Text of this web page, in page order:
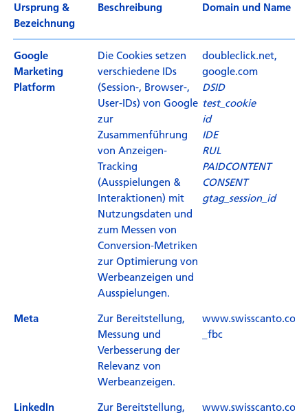
Ursprung &
Bezeichnung
Beschreibung Domain und Name
Google
Marketing
Platform
Die Cookies setzen
verschiedene IDs
(Session-, Browser-,
User-IDs) von Google
zur
Zusammenführung
von Anzeigen-
Tracking
(Ausspielungen &
Interaktionen) mit
Nutzungsdaten und
zum Messen von
Conversion-Metriken
zur Optimierung von
Werbeanzeigen und
Ausspielungen.
doubleclick.net,
google.com
DSID
test_cookie
id
IDE
RUL
PAIDCONTENT
CONSENT
gtag_session_id
Meta
Zur Bereitstellung,
Messung und
Verbesserung der
Relevanz von
Werbeanzeigen.
www.swisscanto.com
_fbc
LinkedIn
Zur Bereitstellung,
www.swisscanto.com